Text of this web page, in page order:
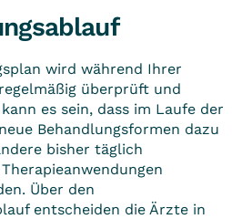
wird während Ihrer
überprüft und
es sein, dass im Laufe der
Behandlungsformen dazu
bisher täglich
Über den
entscheiden die Ärzte in